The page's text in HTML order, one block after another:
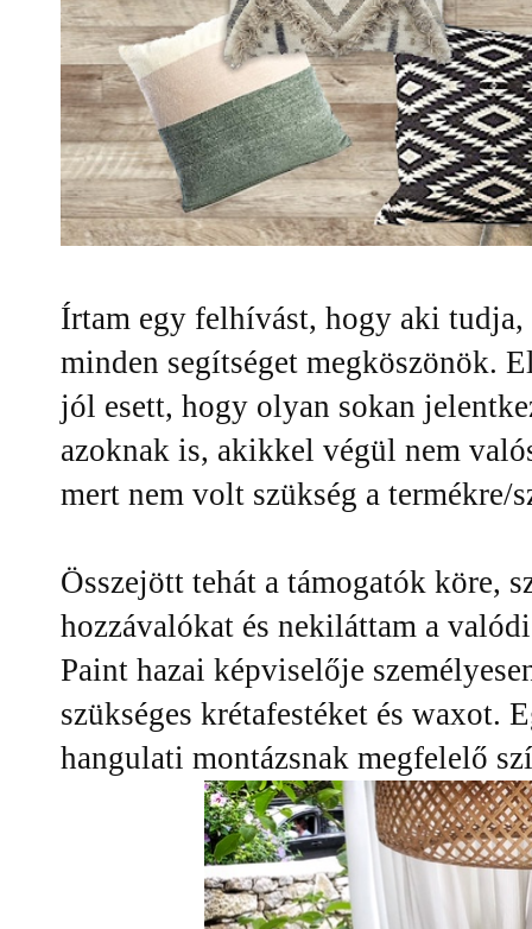
Írtam egy felhívást, hogy aki tudja,
minden segítséget megköszönök.
jól esett, hogy olyan sokan
azoknak is, akikkel végül nem
mert nem volt szükség a termékre/
Összejött tehát a támogatók köre,
hozzávalókat és nekiláttam a
Paint hazai képviselője
szükséges krétafestéket és waxot.
hangulati montázsnak megfelelő